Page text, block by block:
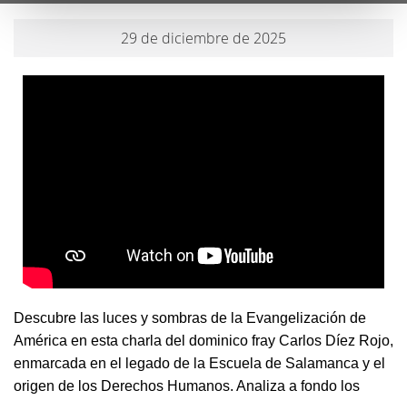
29 de diciembre de 2025
Descubre las luces y sombras de la Evangelización de
América en esta charla del dominico fray Carlos Díez Rojo,
enmarcada en el legado de la Escuela de Salamanca y el
origen de los Derechos Humanos. Analiza a fondo los